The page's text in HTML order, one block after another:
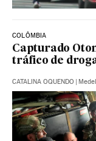
COLÔMBIA
Capturado
tráfico de
CATALINA OQUENDO